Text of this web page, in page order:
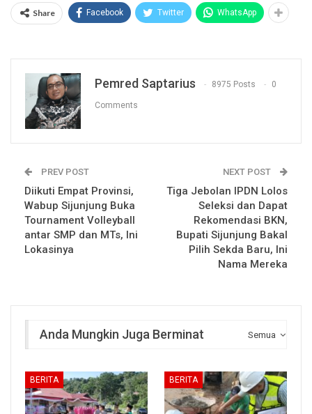
Share Facebook Twitter WhatsApp
Pemred Saptarius 8975 Posts 0
Comments
PREV POST
Diikuti Empat Provinsi,
Wabup Sijunjung Buka
Tournament Volleyball
antar SMP dan MTs, Ini
Lokasinya
NEXT POST
Tiga Jebolan IPDN Lolos
Seleksi dan Dapat
Rekomendasi BKN,
Bupati Sijunjung Bakal
Pilih Sekda Baru, Ini
Nama Mereka
Semua
Anda Mungkin Juga Berminat
BERITA BERITA